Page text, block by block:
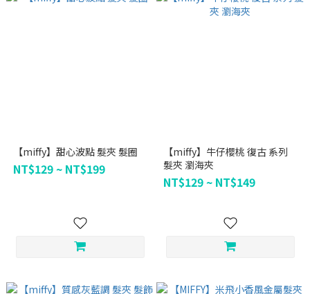
【miffy】甜心波點 髮夾 髮圈
NT$129 ~ NT$199
【miffy】牛仔櫻桃 復古 系列
髮夾 瀏海夾
NT$129 ~ NT$149